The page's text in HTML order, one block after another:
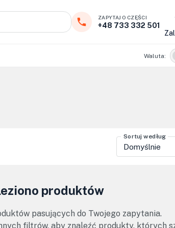
ZAPYTAJ O CZĘŚCI
+48 733 332 501
Waluta:
Sortuj według
Domyślnie
produktów
pasujących do Twojego zapytania.
filtrów, aby znaleźć produkty, których